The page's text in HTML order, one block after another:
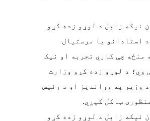
نیکه زابل د لوړو زده کړو
استادانو یا مرستيال
منځه چې کاري تجربه او نیک
وي؛ د لوړو زده کړو وزارت
وزیر په وړاندیز او د رئیس
ټاکل کيږي.
نیکه زابل د لوړو زده کړو